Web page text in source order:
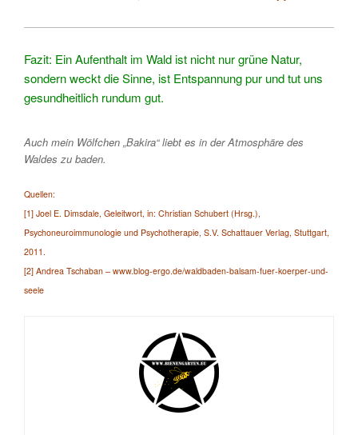
Fazit: Ein Aufenthalt im Wald ist nicht nur grüne Natur,
sondern weckt die Sinne, ist Entspannung pur und tut uns
gesundheitlich rundum gut.
Auch mein Wölfchen „Bakira“ liebt es in der Atmosphäre des
Waldes zu baden.
Quellen:
[1] Joel E. Dimsdale, Geleitwort, in: Christian Schubert (Hrsg.),
Psychoneuroimmunologie und Psychotherapie, S.V. Schattauer Verlag, Stuttgart,
2011.
[2] Andrea Tschaban – www.blog-ergo.de/waldbaden-balsam-fuer-koerper-und-
seele